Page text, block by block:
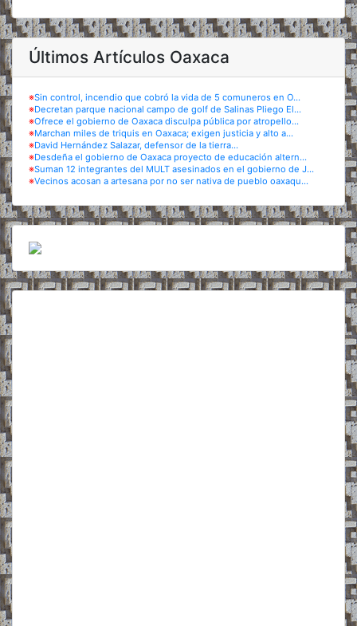
Últimos Artículos Oaxaca
※Sin control, incendio que cobró la vida de 5 comuneros en O...
※Decretan parque nacional campo de golf de Salinas Pliego El...
※Ofrece el gobierno de Oaxaca disculpa pública por atropello...
※Marchan miles de triquis en Oaxaca; exigen justicia y alto a...
※David Hernández Salazar, defensor de la tierra...
※Desdeña el gobierno de Oaxaca proyecto de educación altern...
※Suman 12 integrantes del MULT asesinados en el gobierno de J...
※Vecinos acosan a artesana por no ser nativa de pueblo oaxaqu...